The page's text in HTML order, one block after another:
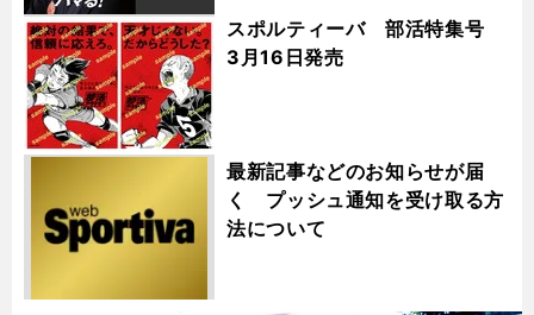
スポルティーバ 部活特集号
3月16日発売
最新記事などのお知らせが届
く プッシュ通知を受け取る方
法について